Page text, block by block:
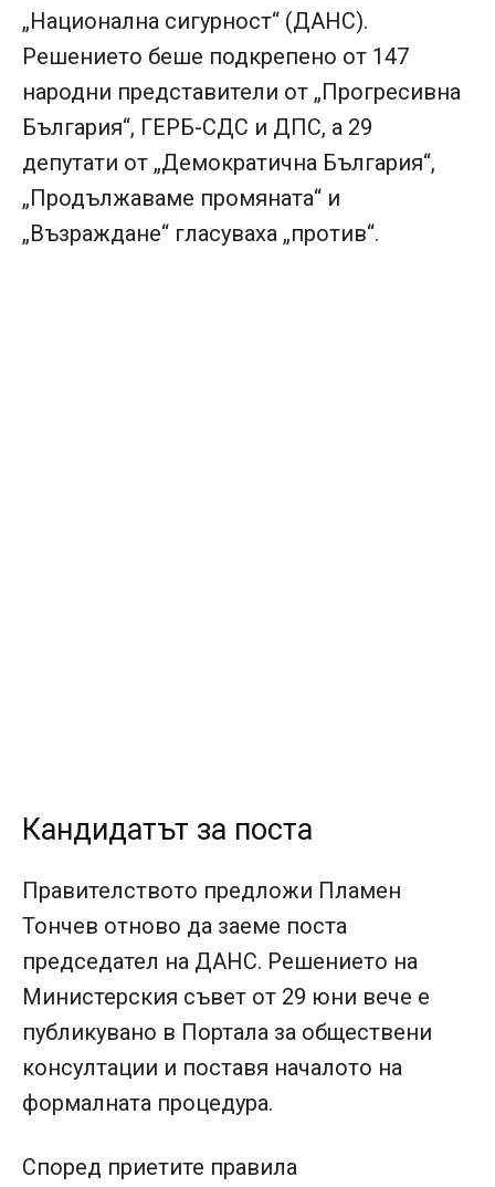
„Национална сигурност“ (ДАНС).
Решението беше подкрепено от 147
народни представители от „Прогресивна
България“, ГЕРБ-СДС и ДПС, а 29
депутати от „Демократична България“,
„Продължаваме промяната“ и
„Възраждане“ гласуваха „против“.
Кандидатът за поста
Правителството предложи Пламен
Тончев отново да заеме поста
председател на ДАНС. Решението на
Министерския съвет от 29 юни вече е
публикувано в Портала за обществени
консултации и поставя началото на
формалната процедура.
Според приетите правила